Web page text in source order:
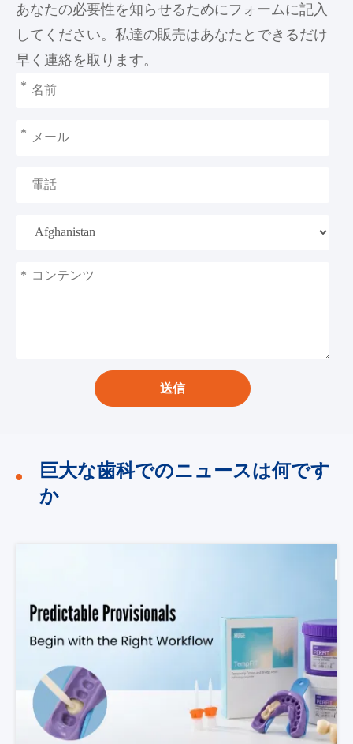
あなたの必要性を知らせるためにフォームに記入
してください。私達の販売はあなたとできるだけ
早く連絡を取ります。
*
*
*
送信
巨大な歯科でのニュースは何です
か